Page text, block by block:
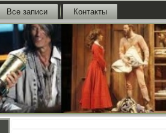
Все записи Контакты